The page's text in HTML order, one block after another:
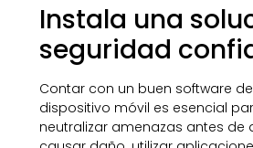
Instala una
seguridad
Contar con un buen software
dispositivo móvil es esencial
neutralizar amenazas antes de